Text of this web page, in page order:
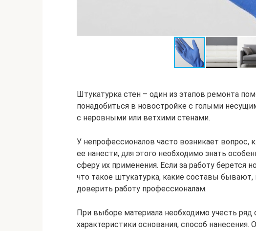
Штукатурка стен – один из этапов ремонта
понадобиться в новостройке с голыми
с неровными или ветхими стенами.
У непрофессионалов часто возникает вопрос,
ее нанести, для этого необходимо знать
сферу их применения. Если за работу берется
что такое штукатурка, какие составы
доверить работу профессионалам.
При выборе материала необходимо учесть
характеристики основания, способ